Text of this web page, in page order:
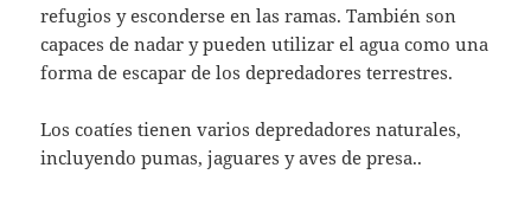
refugios y esconderse en las ramas. También son
capaces de nadar y pueden utilizar el agua como una
forma de escapar de los depredadores terrestres.
Los coatíes tienen varios depredadores naturales,
incluyendo pumas, jaguares y aves de presa..